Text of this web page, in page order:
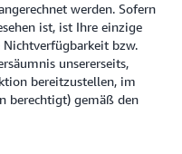
werden. Sofern
ist, ist Ihre einzige
bzw.
unsererseits,
bereitzustellen, im
berechtigt) gemäß den